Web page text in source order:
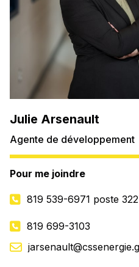
Julie Arsenault
Agente de développement
Pour me joindre
819 539-6971 poste
819 699-3103